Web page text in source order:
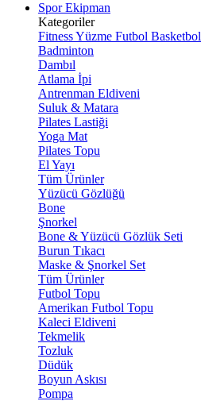
Spor Ekipman
Kategoriler
FitnessYüzme Futbol Basketbol
Badminton
Dambıl
Atlama İpi
Antrenman Eldiveni
Suluk & Matara
Pilates Lastiği
Yoga Mat
Pilates Topu
El Yayı
Tüm Ürünler
Yüzücü Gözlüğü
Bone
Şnorkel
Bone & Yüzücü Gözlük Seti
Burun Tıkacı
Maske & Şnorkel Set
Tüm Ürünler
Futbol Topu
Amerikan Futbol Topu
Kaleci Eldiveni
Tekmelik
Tozluk
Düdük
Boyun Askısı
Pompa